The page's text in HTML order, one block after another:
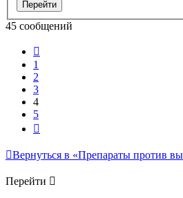
45 сообщений
1
2
3
4
5
Вернуться в «Препараты против
Перейти